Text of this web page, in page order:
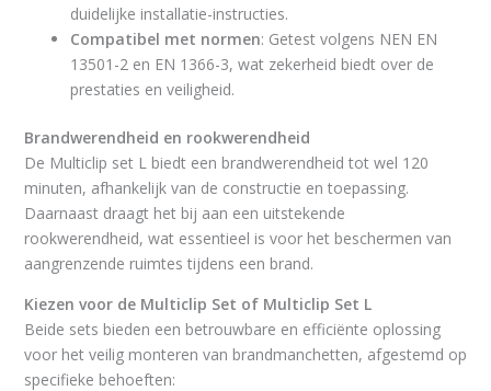
duidelijke installatie-instructies.
Compatibel met normen: Getest volgens NEN EN
13501-2 en EN 1366-3, wat zekerheid biedt over de
prestaties en veiligheid.
Brandwerendheid en rookwerendheid
De Multiclip set L biedt een brandwerendheid tot wel 120
minuten, afhankelijk van de constructie en toepassing.
Daarnaast draagt het bij aan een uitstekende
rookwerendheid, wat essentieel is voor het beschermen van
aangrenzende ruimtes tijdens een brand.
Kiezen voor de Multiclip Set of Multiclip Set L
Beide sets bieden een betrouwbare en efficiënte oplossing
voor het veilig monteren van brandmanchetten, afgestemd op
specifieke behoeften: